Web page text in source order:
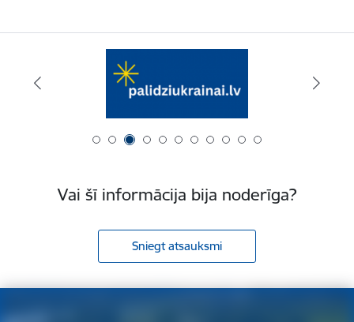
Vai šī informācija bija noderīga?
Sniegt atsauksmi